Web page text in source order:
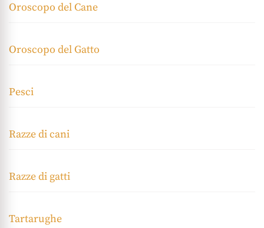
Oroscopo del Cane
Oroscopo del Gatto
Pesci
Razze di cani
Razze di gatti
Tartarughe